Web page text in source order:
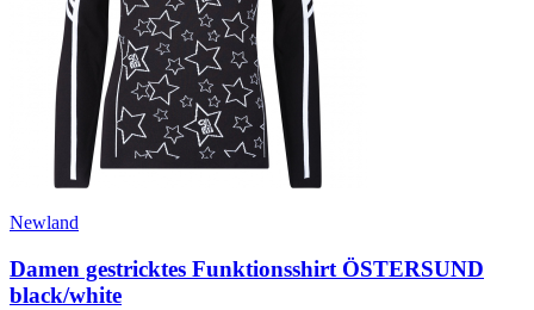
Newland
Damen gestricktes Funktionsshirt ÖSTERSUND
black/white